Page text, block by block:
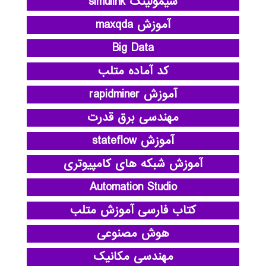
آموزش maxqda
Big Data
کد آماده متلب
آموزش rapidminer
مهندسی برق قدرت
آموزش stateflow
آموزش شبکه های کامپیوتری
Automation Studio
کتاب فارسی آموزش متلب
هوش مصنوعی
مهندسی مکانیک